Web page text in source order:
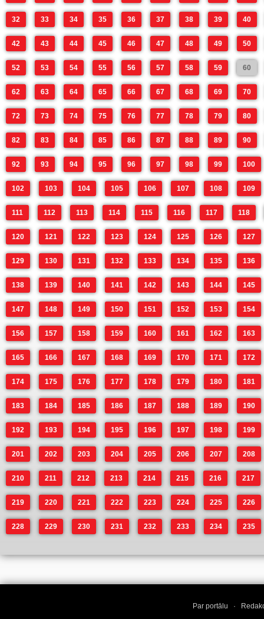
32 33 34 35 36 37 38 39 40
42 43 44 45 46 47 48 49 50
52 53 54 55 56 57 58 59 60
62 63 64 65 66 67 68 69 70
72 73 74 75 76 77 78 79 80
82 83 84 85 86 87 88 89 90
92 93 94 95 96 97 98 99 100
102 103 104 105 106 107 108 109
111 112 113 114 115 116 117 118
120 121 122 123 124 125 126 127
129 130 131 132 133 134 135 136
138 139 140 141 142 143 144 145
147 148 149 150 151 152 153 154
156 157 158 159 160 161 162 163
165 166 167 168 169 170 171 172
174 175 176 177 178 179 180 181
183 184 185 186 187 188 189 190
192 193 194 195 196 197 198 199
201 202 203 204 205 206 207 208
210 211 212 213 214 215 216 217
219 220 221 222 223 224 225 226
228 229 230 231 232 233 234 235
Par portālu ·